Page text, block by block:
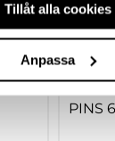
Tillåt alla cookies
Anpassa
PINS